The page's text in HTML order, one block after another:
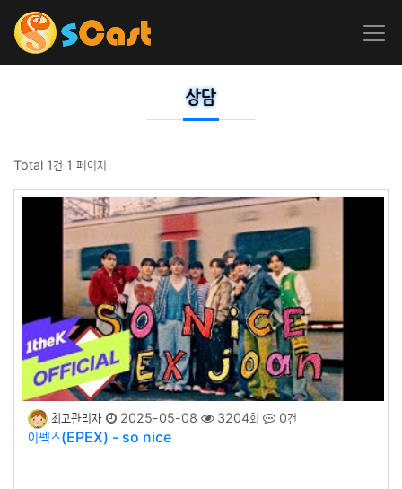
상담
Total 1건 1 페이지
최고관리자 2025-05-08 3204회 0건
이펙스(EPEX) - so nice